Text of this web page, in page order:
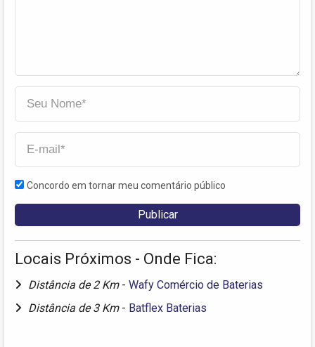
Concordo em tornar meu comentário público
Locais Próximos - Onde Fica:
Distância de 2 Km - Wafy Comércio de Baterias
Distância de 3 Km - Batflex Baterias